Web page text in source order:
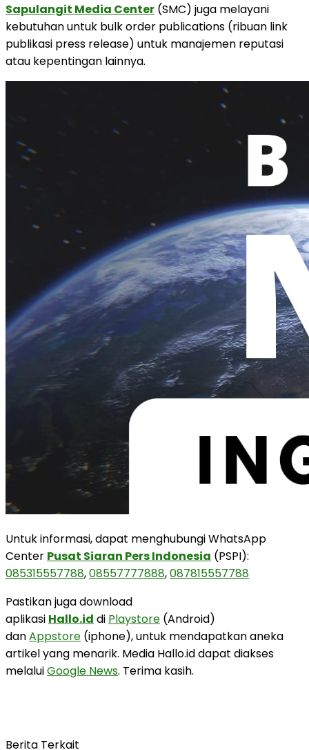
Sapulangit Media Center (SMC) juga melayani
kebutuhan untuk bulk order publications (ribuan link
publikasi press release) untuk manajemen reputasi
atau kepentingan lainnya.
Untuk informasi, dapat menghubungi WhatsApp
Center Pusat Siaran Pers Indonesia (PSPI):
085315557788,08557777888,087815557788
Pastikan juga download
aplikasi Hallo.id di Playstore (Android)
danAppstore (iphone), untuk mendapatkan aneka
artikel yang menarik. Media Hallo.id dapat diakses
melaluiGoogle News. Terima kasih.
Berita Terkait